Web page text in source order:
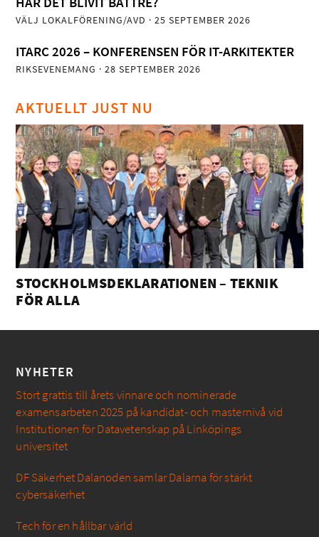
VÄLJ LOKALFÖRENING/AVD · 25 SEPTEMBER 2026
ITARC 2026 – KONFERENSEN FÖR IT-ARKITEKTER
RIKSEVENEMANG · 28 SEPTEMBER 2026
AKTUELLT JUST NU
STOCKHOLMSDEKLARATIONEN – TEKNIK
FÖR ALLA
NYHETER
Stort grattis till årets vinnare och nominerade
examensarbeten 2025 på kandidat- och masternivå vid
Institutionen för Datavetenskap på Linköpings
universitet
DF Säkerhet Dalanoden samlar Dalarna för stärkt
cybersäkerhet
Tech för en hållbar värld